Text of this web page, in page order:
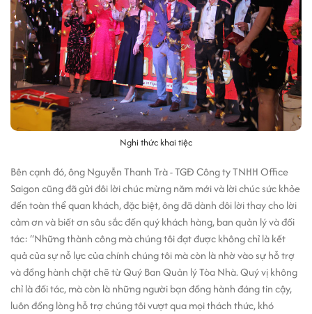
Nghi thức khai tiệc
Bên cạnh đó, ông Nguyễn Thanh Trà - TGĐ Công ty TNHH Office
Saigon cũng đã gửi đôi lời chúc mừng năm mới và lời chúc sức khỏe
đến toàn thể quan khách, đặc biệt, ông đã dành đôi lời thay cho lời
cảm ơn và biết ơn sâu sắc đến quý khách hàng, ban quản lý và đối
tác:“Những thành công mà chúng tôi đạt được không chỉ là kết
quả của sự nỗ lực của chính chúng tôi mà còn là nhờ vào sự hỗ trợ
và đồng hành chặt chẽ từ Quý Ban Quản lý Tòa Nhà. Quý vị không
chỉ là đối tác, mà còn là những người bạn đồng hành đáng tin cậy,
luôn đồng lòng hỗ trợ chúng tôi vượt qua mọi thách thức, khó